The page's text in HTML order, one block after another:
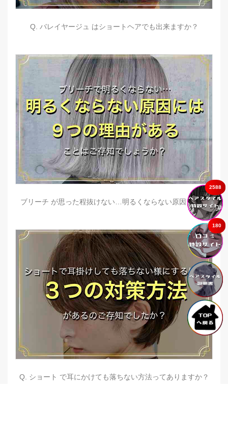
Q. バレイヤージュ はショートヘアでも出来ますか？
ブリーチ が思った程抜けない…明るくならない原因とは？
Q. ショート で耳にかけても落ちない方法ってありますか？
180
2588